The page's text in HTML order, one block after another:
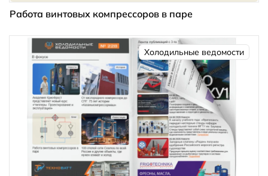
Работа винтовых компрессоров в паре
Холодильные ведомости